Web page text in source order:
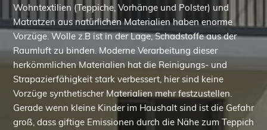
Wohntextilien (Teppiche, Vorhänge und Polster) und
Matratzen aus natürlichen Materialien haben enorme
Vorzüge. Wolle z.B ist in der Lage, Schadstoffe aus der
Raumluft zu binden. Moderne Verarbeitung dieser
herkömmlichen Materialien hat die Reinigungs- und
Strapazierfähigkeit stark verbessert, hier sind keine
Vorzüge synthetischer Materialien mehr festzustellen.
Gerade wenn kleine Kinder im Haushalt sind ist die Gefahr
groß, dass giftige Emissionen durch die Nähe zum Teppich